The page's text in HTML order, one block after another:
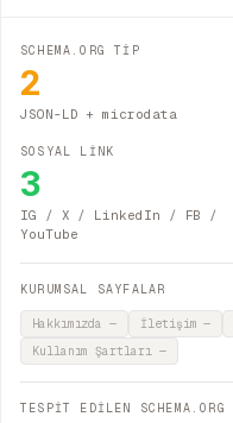
SCHEMA.ORG TİP
2
JSON-LD + microdata
SOSYAL LİNK
3
IG / X / LinkedIn / FB /
YouTube
KURUMSAL SAYFALAR
Hakkımızda — İletişim —
Kullanım Şartları —
TESPİT EDİLEN